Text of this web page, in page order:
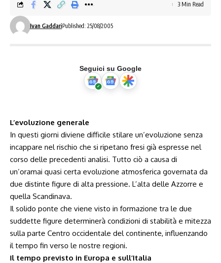
Ivan GaddariPublished: 25/08/2005
3 Min Read
Seguici su Google
L’evoluzione generale
In questi giorni diviene difficile stilare un’evoluzione senza
incappare nel rischio che si ripetano fresi già espresse nel
corso delle precedenti analisi. Tutto ciò a causa di
un’oramai quasi certa evoluzione atmosferica governata da
due distinte figure di alta pressione. L’alta delle Azzorre e
quella Scandinava.
Il solido ponte che viene visto in formazione tra le due
suddette figure determinerà condizioni di stabilità e mitezza
sulla parte Centro occidentale del continente, influenzando
il tempo fin verso le nostre regioni.
Il tempo previsto in Europa e sull’Italia